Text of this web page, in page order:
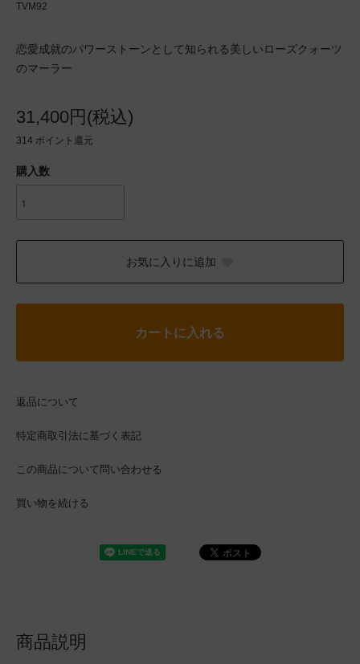
TVM92
恋愛成就のパワーストーンとして知られる美しいローズクォーツ
のマーラー
31,400円(税込)
314 ポイント還元
購入数
お気に入りに追加
カートに入れる
返品について
特定商取引法に基づく表記
この商品について問い合わせる
買い物を続ける
商品説明